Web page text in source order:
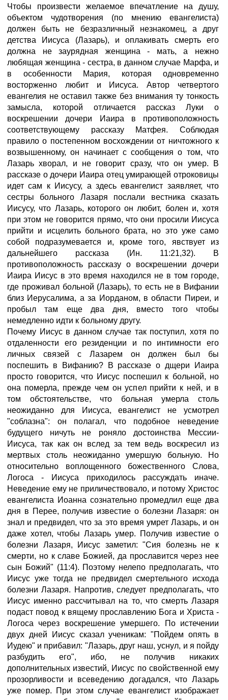
Чтобы произвести желаемое впечатление на душу,
объектом чудотворения (по мнению евангелиста)
должен быть не безразличный незнакомец, а друг
детства Иисуса (Лазарь), и оплакивать смерть его
должна не заурядная женщина - мать, а нежно
любящая женщина - сестра, в данном случае Марфа, и
в особенности Мария, которая одновременно
восторженно любит и Иисуса. Автор четвертого
евангелия не оставил также без внимания ту тонкость
замысла, которой отличается рассказ Луки о
воскрешении дочери Иаира в противоположность
соответствующему рассказу Матфея. Соблюдая
правило о постепенном восхождении от ничтожного к
возвышенному, он начинает с сообщения о том, что
Лазарь хворал, и не говорит сразу, что он умер. В
рассказе о дочери Иаира отец умирающей отроковицы
идет сам к Иисусу, а здесь евангелист заявляет, что
сестры больного Лазаря послали вестника сказать
Иисусу, что Лазарь, которого он любит, болен и, хотя
при этом не говорится прямо, что они просили Иисуса
прийти и исцелить больного брата, но это уже само
собой подразумевается и, кроме того, явствует из
дальнейшего рассказа (Ин. 11:21,32). В
противоположность рассказу о воскрешении дочери
Иаира Иисус в это время находился не в том городе,
где проживал больной (Лазарь), то есть не в Вифании
близ Иерусалима, а за Иорданом, в области Пиреи, и
пробыл там еще два дня, вместо того чтобы
немедленно идти к больному другу.
Почему Иисус в данном случае так поступил, хотя по
отдаленности его резиденции и по интимности его
личных связей с Лазарем он должен был бы
поспешить в Вифанию? В рассказе о дщери Иаира
просто говорится, что Иисус поспешил к больной, но
она померла, прежде чем он успел прийти к ней, и в
том обстоятельстве, что больная умерла столь
неожиданно для Иисуса, евангелист не усмотрел
"соблазна": он полагал, что подобное неведение
будущего ничуть не роняло достоинства Мессии-
Иисуса, так как он вслед за тем ведь воскресил из
мертвых столь неожиданно умершую больную. Но
относительно воплощенного божественного Слова,
Логоса - Иисуса приходилось рассуждать иначе.
Неведение ему не приличествовало, и потому Христос
евангелиста Иоанна сознательно промедлил еще два
дня в Перее, получив известие о болезни Лазаря: он
знал и предвидел, что за это время умрет Лазарь, и он
даже хотел, чтобы Лазарь умер. Получив известие о
болезни Лазаря, Иисус заметил: "Сия болезнь не к
смерти, но к славе Божией, да прославится через нее
сын Божий" (11:4). Поэтому нелепо предполагать, что
Иисус уже тогда не предвидел смертельного исхода
болезни Лазаря. Напротив, следует предполагать, что
Иисус именно рассчитывал на то, что смерть Лазаря
подаст повод к вящему прославлению Бога и Христа -
Логоса через воскрешение умершего. По истечении
двух дней Иисус сказал ученикам: "Пойдем опять в
Иудею" и прибавил: "Лазарь, друг наш, уснул, и я пойду
разбудить его", ибо, не получив никаких
дополнительных известий, Иисус по свойственной ему
прозорливости и всеведению догадался, что Лазарь
уже помер. При этом случае евангелист изображает